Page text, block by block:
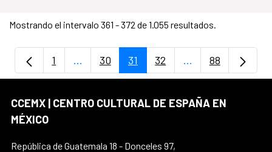
Mostrando el intervalo 361 - 372 de 1.055 resultados.
Página
1 ...Páginas intermedias Use TAB para
Página
30 Página
31 Página
32 ...PáginasPágina
88
CCEMX | CENTRO CULTURAL DE ESPAÑA EN
MÉXICO
República de Guatemala 18 - Donceles 97,